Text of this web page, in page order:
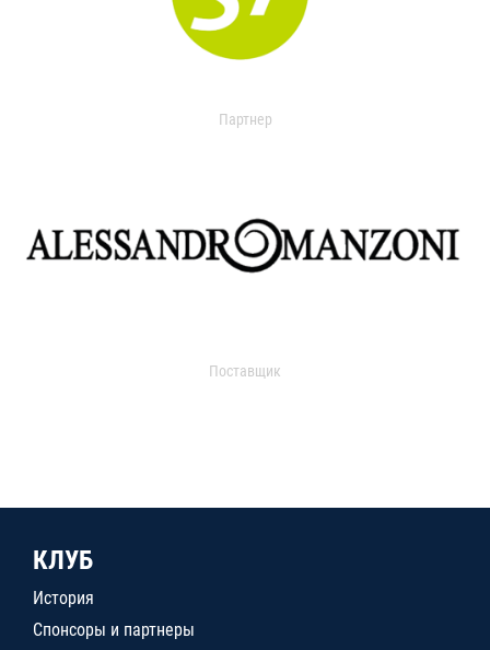
Партнер
Поставщик
КЛУБ
История
Спонсоры и партнеры